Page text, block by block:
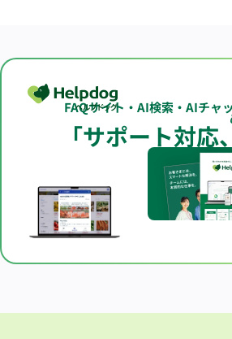
FAQサイト・AI検索・AIチャ
「サポート対